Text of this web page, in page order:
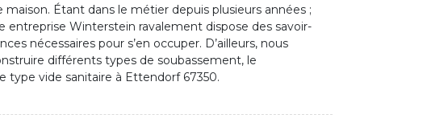
Étant dans le métier depuis plusieurs années ;
entreprise Winterstein ravalement dispose des savoir-
nécessaires pour s’en occuper. D’ailleurs, nous
différents types de soubassement, le
type vide sanitaire à Ettendorf 67350.